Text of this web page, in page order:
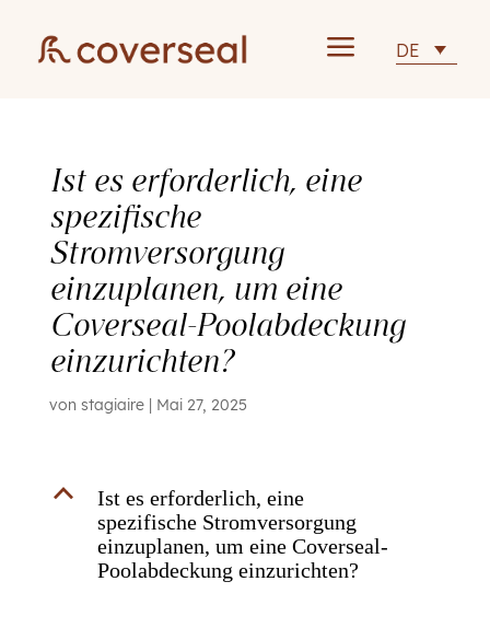
a DE
Ist es erforderlich, eine
spezifische
Stromversorgung
einzuplanen, um eine
Coverseal-Poolabdeckung
einzurichten?
von stagiaire| Mai 27, 2025
B
Ist es erforderlich, eine
spezifische Stromversorgung
einzuplanen, um eine Coverseal-
Poolabdeckung einzurichten?